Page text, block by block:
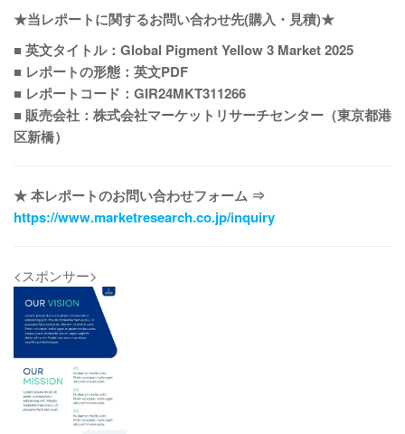
★当レポートに関するお問い合わせ先(購入・見積)★
■ 英文タイトル：Global Pigment Yellow 3 Market 2025
■ レポートの形態：英文PDF
■ レポートコード：GIR24MKT311266
■ 販売会社：株式会社マーケットリサーチセンター（東京都港
区新橋）
★ 本レポートのお問い合わせフォーム ⇒
https://www.marketresearch.co.jp/inquiry
<スポンサー>